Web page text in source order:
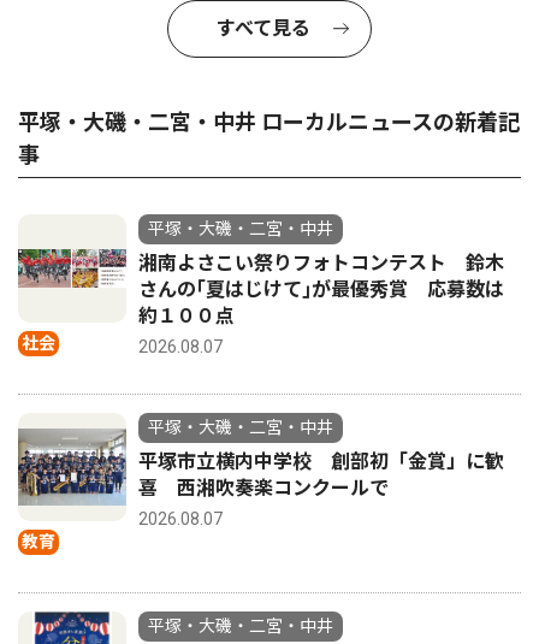
すべて見る
平塚・大磯・二宮・中井 ローカルニュースの新着記
事
社会
平塚・大磯・二宮・中井
湘南よさこい祭りフォトコンテスト 鈴木
さんの｢夏はじけて｣が最優秀賞 応募数は
約１００点
2026.08.07
教育
平塚・大磯・二宮・中井
平塚市立横内中学校 創部初「金賞」に歓
喜 西湘吹奏楽コンクールで
2026.08.07
平塚・大磯・二宮・中井